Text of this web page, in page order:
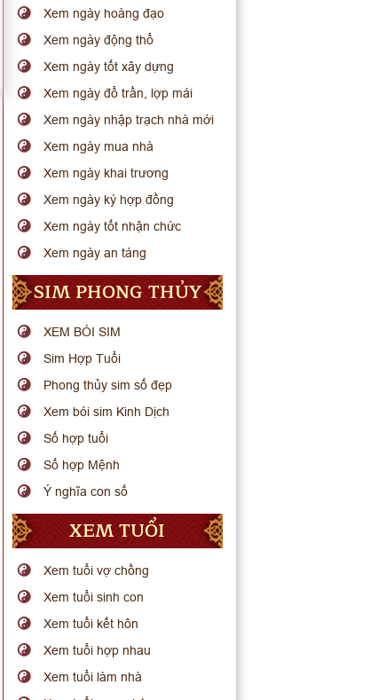
Xem ngày hoàng đạo
Xem ngày động thổ
Xem ngày tốt xây dựng
Xem ngày đổ trần, lợp mái
Xem ngày nhập trạch nhà mới
Xem ngày mua nhà
Xem ngày khai trương
Xem ngày ký hợp đồng
Xem ngày tốt nhận chức
Xem ngày an táng
SIM PHONG THỦY
XEM BÓI SIM
Sim Hợp Tuổi
Phong thủy sim số đẹp
Xem bói sim Kinh Dịch
Số hợp tuổi
Số hợp Mệnh
Ý nghĩa con số
XEM TUỔI
Xem tuổi vợ chồng
Xem tuổi sinh con
Xem tuổi kết hôn
Xem tuổi hợp nhau
Xem tuổi làm nhà